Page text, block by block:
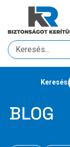
BLOG
Keresés